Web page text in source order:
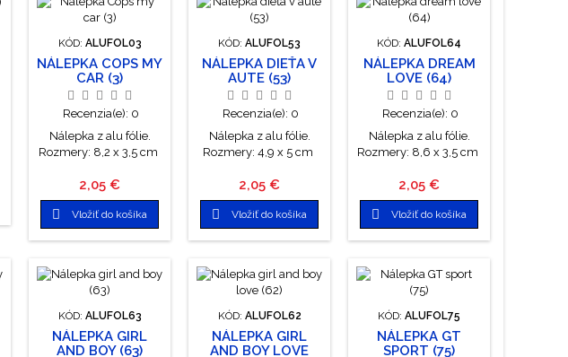
KÓD: ALUFOL03
NÁLEPKA COPS MY
CAR (3)
Recenzia(e): 0
Nálepka z alu fólie.
Rozmery: 8,2 x 3,5 cm
Cena
2,05 €
 Vložiť do košíka
KÓD: ALUFOL53
NÁLEPKA DIEŤA V
AUTE (53)
Recenzia(e): 0
Nálepka z alu fólie.
Rozmery: 4,9 x 5 cm
Cena
2,05 €
 Vložiť do košíka
KÓD: ALUFOL64
NÁLEPKA DREAM
LOVE (64)
Recenzia(e): 0
Nálepka z alu fólie.
Rozmery: 8,6 x 3,5 cm
Cena
2,05 €
 Vložiť do košíka
KÓD: ALUFOL63
NÁLEPKA GIRL
AND BOY (63)
KÓD: ALUFOL62
NÁLEPKA GIRL
AND BOY LOVE
KÓD: ALUFOL75
NÁLEPKA GT
SPORT (75)